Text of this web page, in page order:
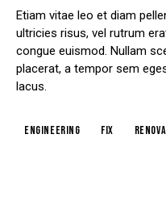
Etiam vitae leo et diam
ultricies risus, vel rutrum
congue euismod. Nullam
placerat, a tempor sem
lacus.
engineering fix